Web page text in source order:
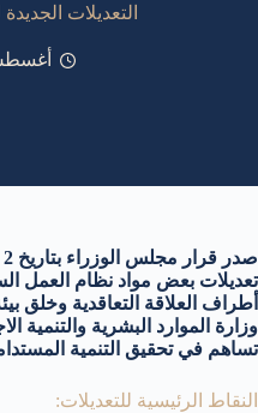
التعديلات
أغسطس 7,
تعديلات بعض مواد نظام العمل
أطراف العلاقة التعاقدية وخلق
وزارة الموارد البشرية والتنمية
تساهم في تحقيق التنمية
النقاط الرئيسية للتعديلات: